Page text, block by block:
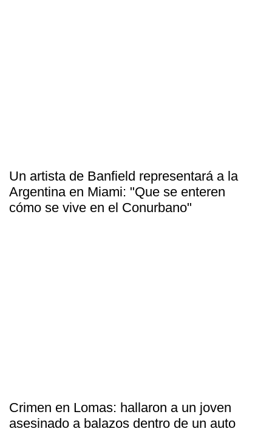
Un artista de Banfield representará a la
Argentina en Miami: "Que se enteren
cómo se vive en el Conurbano"
Crimen en Lomas: hallaron a un joven
asesinado a balazos dentro de un auto